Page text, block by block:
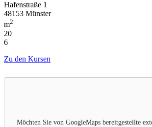
Hafenstraße 1
48153 Münster
m2
20
6
Zu den Kursen
Möchten Sie von GoogleMapsbereitgestellte